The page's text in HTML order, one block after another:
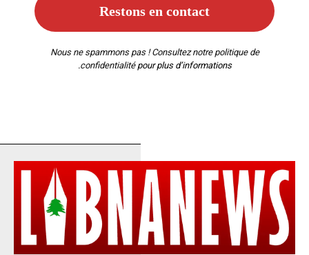
Nous ne spammons pas ! Consultez notre politique de
confidentialitépour plus d’informations.